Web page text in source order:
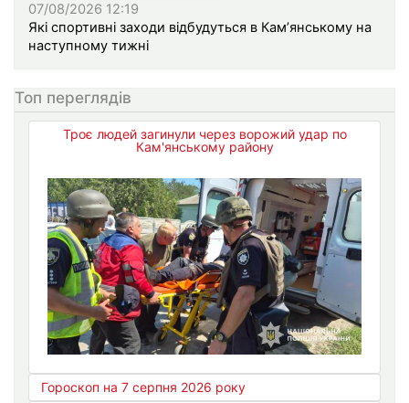
07/08/2026 12:19
Які спортивні заходи відбудуться в Кам’янському на
наступному тижні
Топ переглядів
Троє людей загинули через ворожий удар по
Кам'янському району
Гороскоп на 7 серпня 2026 року